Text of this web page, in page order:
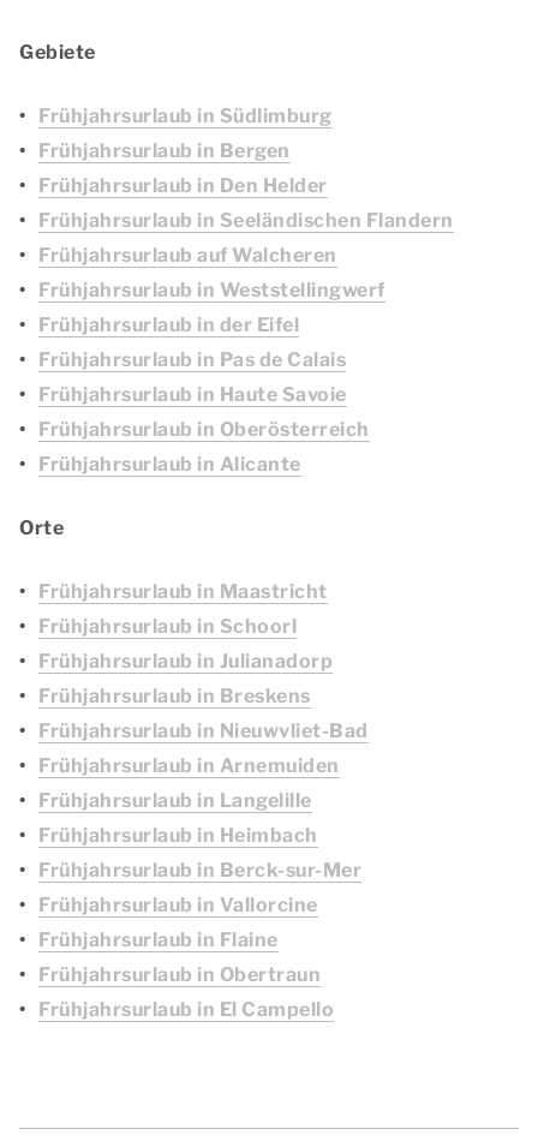
Gebiete
Frühjahrsurlaub in Südlimburg
Frühjahrsurlaub in Bergen
Frühjahrsurlaub in Den Helder
Frühjahrsurlaub in Seeländischen Flandern
Frühjahrsurlaub auf Walcheren
Frühjahrsurlaub in Weststellingwerf
Frühjahrsurlaub in der Eifel
Frühjahrsurlaub in Pas de Calais
Frühjahrsurlaub in Haute Savoie
Frühjahrsurlaub in Oberösterreich
Frühjahrsurlaub in Alicante
Orte
Frühjahrsurlaub in Maastricht
Frühjahrsurlaub in Schoorl
Frühjahrsurlaub in Julianadorp
Frühjahrsurlaub in Breskens
Frühjahrsurlaub in Nieuwvliet-Bad
Frühjahrsurlaub in Arnemuiden
Frühjahrsurlaub in Langelille
Frühjahrsurlaub in Heimbach
Frühjahrsurlaub in Berck-sur-Mer
Frühjahrsurlaub in Vallorcine
Frühjahrsurlaub in Flaine
Frühjahrsurlaub in Obertraun
Frühjahrsurlaub in El Campello